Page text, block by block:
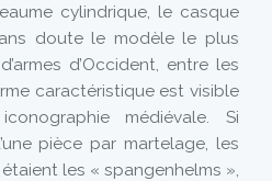
cylindrique, le casque
doute le modèle le plus
d’Occident, entre les
caractéristique est visible
médiévale. Si
pièce par martelage, les
les « spangenhelms »,